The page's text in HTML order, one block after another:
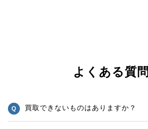
よくある質問
買取できないものはありますか？